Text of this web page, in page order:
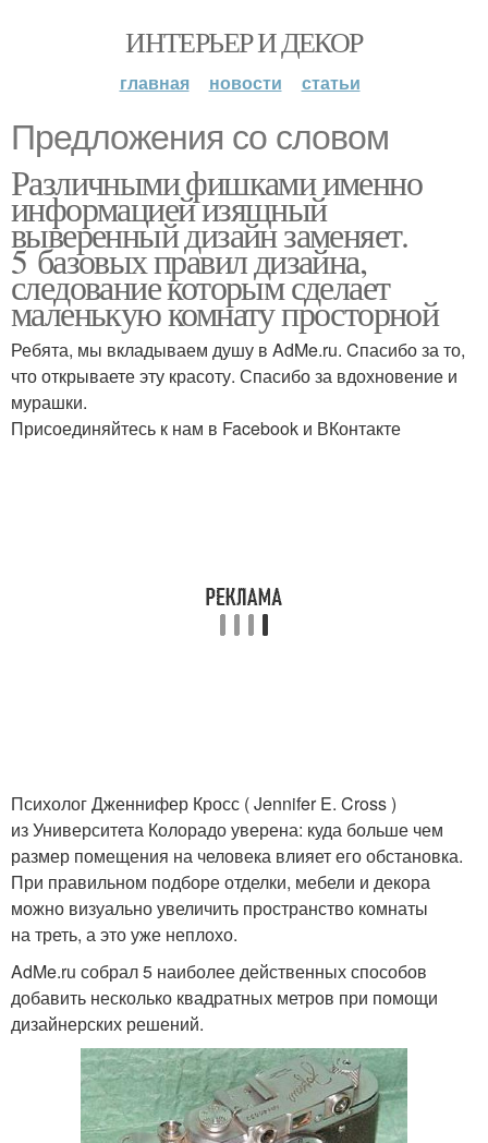
ИНТЕРЬЕР И ДЕКОР
главная новости статьи
Предложения со словом
Различными фишками именно
информацией изящный
выверенный дизайн заменяет.
5 базовых правил дизайна,
следование которым сделает
маленькую комнату просторной
Ребята, мы вкладываем душу в AdMe.ru. Cпасибо за то,
что открываете эту красоту. Спасибо за вдохновение и
мурашки.
Присоединяйтесь к нам в Facebook и ВКонтакте
Психолог Дженнифер Кросс ( Jennifer E. Cross )
из Университета Колорадо уверена: куда больше чем
размер помещения на человека влияет его обстановка.
При правильном подборе отделки, мебели и декора
можно визуально увеличить пространство комнаты
на треть, а это уже неплохо.
AdMe.ru собрал 5 наиболее действенных способов
добавить несколько квадратных метров при помощи
дизайнерских решений.